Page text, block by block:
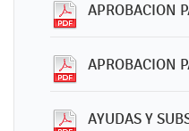
APROBACION
APROBACION
AYUDAS Y